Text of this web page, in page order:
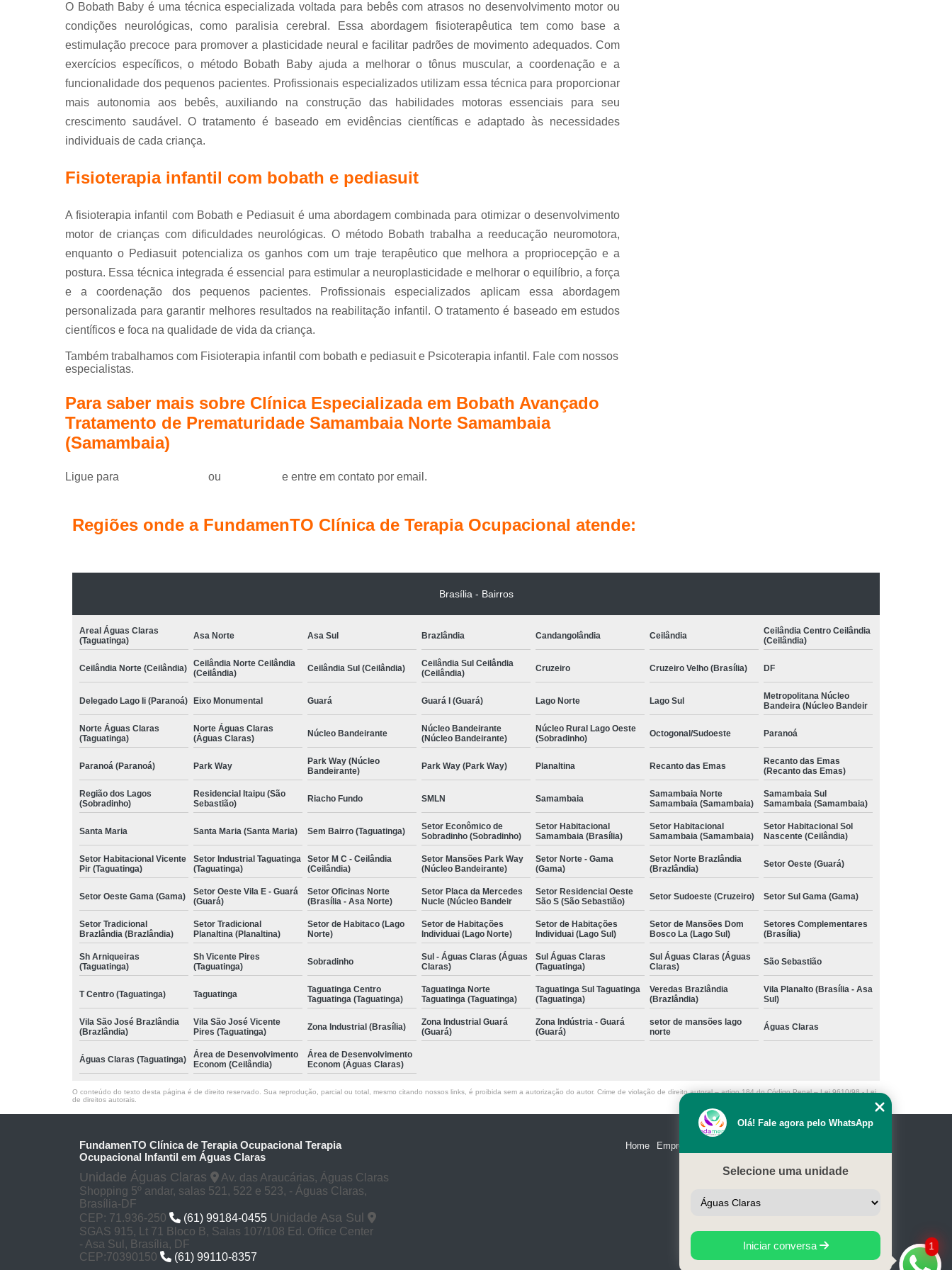
Terapia com Conceito Neuroevolutivo Bobath Infantil
Terapia Ocupacional com Conceito Bobath Infantil
Terapia Ocupacional com Conceito Neuroevolutivo Bobath Infantil
Terapia Ocupacional Infantil com Conceito Bobath
Terapia Ocupacional Método Bobath Asa Sul
O Bobath Baby é uma técnica especializada voltada para bebês com atrasos no desenvolvimento motor ou
condições neurológicas, como paralisia cerebral. Essa abordagem fisioterapêutica tem como base a
estimulação precoce para promover a plasticidade neural e facilitar padrões de movimento adequados. Com
exercícios específicos, o método Bobath Baby ajuda a melhorar o tônus muscular, a coordenação e a
funcionalidade dos pequenos pacientes. Profissionais especializados utilizam essa técnica para proporcionar
mais autonomia aos bebês, auxiliando na construção das habilidades motoras essenciais para seu
crescimento saudável. O tratamento é baseado em evidências científicas e adaptado às necessidades
individuais de cada criança.
Fisioterapia infantil com bobath e pediasuit
A fisioterapia infantil com Bobath e Pediasuit é uma abordagem combinada para otimizar o desenvolvimento
motor de crianças com dificuldades neurológicas. O método Bobath trabalha a reeducação neuromotora,
enquanto o Pediasuit potencializa os ganhos com um traje terapêutico que melhora a propriocepção e a
postura. Essa técnica integrada é essencial para estimular a neuroplasticidade e melhorar o equilíbrio, a força
e a coordenação dos pequenos pacientes. Profissionais especializados aplicam essa abordagem
personalizada para garantir melhores resultados na reabilitação infantil. O tratamento é baseado em estudos
científicos e foca na qualidade de vida da criança.
Também trabalhamos com Fisioterapia infantil com bobath e pediasuit e Psicoterapia infantil. Fale com nossos
especialistas.
Para saber mais sobre Clínica Especializada em Bobath Avançado
Tratamento de Prematuridade Samambaia Norte Samambaia
(Samambaia)
Ligue para ou e entre em contato por email.
Regiões onde a FundamenTO Clínica de Terapia Ocupacional atende:
Brasília - Bairros
Areal Águas Claras
(Taguatinga)
Asa Norte Asa Sul Brazlândia Candangolândia Ceilândia
Ceilândia Centro Ceilândia
(Ceilândia)
Ceilândia Norte (Ceilândia)
Ceilândia Norte Ceilândia
(Ceilândia)
Ceilândia Sul (Ceilândia)
Ceilândia Sul Ceilândia
(Ceilândia)
Cruzeiro Cruzeiro Velho (Brasília) DF
Delegado Lago Ii (Paranoá) Eixo Monumental Guará Guará I (Guará) Lago Norte Lago Sul
Metropolitana Núcleo
Bandeira (Núcleo Bandeir
Norte Águas Claras
(Taguatinga)
Norte Águas Claras
(Águas Claras)
Núcleo Bandeirante
Núcleo Bandeirante
(Núcleo Bandeirante)
Núcleo Rural Lago Oeste
(Sobradinho)
Octogonal/Sudoeste Paranoá
Paranoá (Paranoá) Park Way
Park Way (Núcleo
Bandeirante)
Park Way (Park Way) Planaltina Recanto das Emas
Recanto das Emas
(Recanto das Emas)
Região dos Lagos
(Sobradinho)
Residencial Itaipu (São
Sebastião)
Riacho Fundo SMLN Samambaia
Samambaia Norte
Samambaia (Samambaia)
Samambaia Sul
Samambaia (Samambaia)
Santa Maria Santa Maria (Santa Maria) Sem Bairro (Taguatinga)
Setor Econômico de
Sobradinho (Sobradinho)
Setor Habitacional
Samambaia (Brasília)
Setor Habitacional
Samambaia (Samambaia)
Setor Habitacional Sol
Nascente (Ceilândia)
Setor Habitacional Vicente
Pir (Taguatinga)
Setor Industrial Taguatinga
(Taguatinga)
Setor M C - Ceilândia
(Ceilândia)
Setor Mansões Park Way
(Núcleo Bandeirante)
Setor Norte - Gama
(Gama)
Setor Norte Brazlândia
(Brazlândia)
Setor Oeste (Guará)
Setor Oeste Gama (Gama)
Setor Oeste Vila E - Guará
(Guará)
Setor Oficinas Norte
(Brasília - Asa Norte)
Setor Placa da Mercedes
Nucle (Núcleo Bandeir
Setor Residencial Oeste
São S (São Sebastião)
Setor Sudoeste (Cruzeiro) Setor Sul Gama (Gama)
Setor Tradicional
Brazlândia (Brazlândia)
Setor Tradicional
Planaltina (Planaltina)
Setor de Habitaco (Lago
Norte)
Setor de Habitações
Individuai (Lago Norte)
Setor de Habitações
Individuai (Lago Sul)
Setor de Mansões Dom
Bosco La (Lago Sul)
Setores Complementares
(Brasília)
Sh Arniqueiras
(Taguatinga)
Sh Vicente Pires
(Taguatinga)
Sobradinho
Sul - Águas Claras (Águas
Claras)
Sul Águas Claras
(Taguatinga)
Sul Águas Claras (Águas
Claras)
São Sebastião
T Centro (Taguatinga) Taguatinga
Taguatinga Centro
Taguatinga (Taguatinga)
Taguatinga Norte
Taguatinga (Taguatinga)
Taguatinga Sul Taguatinga
(Taguatinga)
Veredas Brazlândia
(Brazlândia)
Vila Planalto (Brasília - Asa
Sul)
Vila São José Brazlândia
(Brazlândia)
Vila São José Vicente
Pires (Taguatinga)
Zona Industrial (Brasília)
Zona Industrial Guará
(Guará)
Zona Indústria - Guará
(Guará)
setor de mansões lago
norte
Águas Claras
Águas Claras (Taguatinga)
Área de Desenvolvimento
Econom (Ceilândia)
Área de Desenvolvimento
Econom (Águas Claras)
O conteúdo do texto desta página é de direito reservado. Sua reprodução, parcial ou total, mesmo citando nossos links, é proibida sem a autorização do autor. Crime de violação de direito autoral – artigo 184 do Código Penal –Lei 9610/98 - Lei
de direitos autorais
FundamenTO Clínica de Terapia Ocupacional Terapia
Ocupacional Infantil em Águas Claras
Unidade Águas Claras
Av. das Araucárias, Águas Claras
Shopping 5º andar, salas 521, 522 e 523, - Águas Claras,
Brasília-DF
CEP: 71.936-250
(61) 99184-0455 Unidade Asa Sul
SGAS 915, Lt 71 Bloco B, Salas 107/108 Ed. Office Center
- Asa Sul, Brasília, DF
CEP:70390150
(61) 99110-8357
Home Empresa
1
Olá! Fale agora pelo WhatsApp
Selecione uma unidade
Iniciar conversa